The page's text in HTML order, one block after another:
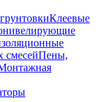
Клеевые
смесейПены,